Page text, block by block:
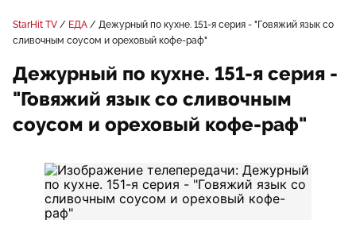
StarHit TV ЕДА
Дежурный по кухне. 151-я серия - "Говяжий язык со
сливочным соусом и ореховый кофе-раф"
Дежурный по кухне. 151-я серия -
"Говяжий язык со сливочным
соусом и ореховый кофе-раф"